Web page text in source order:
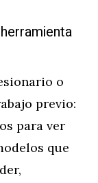
o
previo:
para ver
que